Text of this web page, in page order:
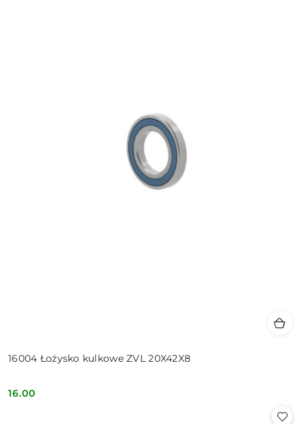
16004 Łożysko kulkowe ZVL 20X42X8
Cena:
16.00